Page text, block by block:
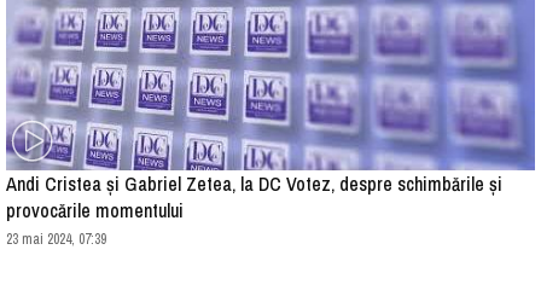
Andi Cristea și Gabriel Zetea, la DC Votez, despre schimbările și
provocările momentului
23 mai 2024, 07:39